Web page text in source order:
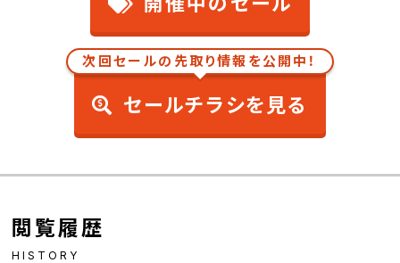
次回セールの先取り情報を公開中！
セールチラシを見る
閲覧履歴
HISTORY